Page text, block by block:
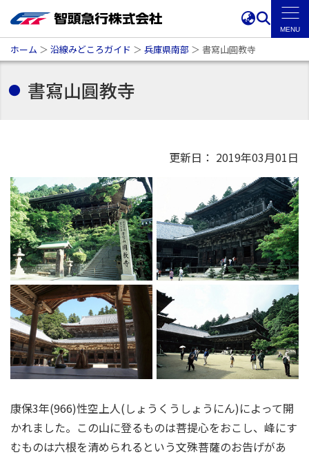
ホーム ＞ 沿線みどころガイド ＞ 兵庫県南部 ＞ 書寫山圓教寺
書寫山圓教寺
更新日： 2019年03月01日
康保3年(966)性空上人(しょうくうしょうにん)によって開
かれました。この山に登るものは菩提心をおこし、峰にす
むものは六根を清められるという文殊菩薩のお告げがあ